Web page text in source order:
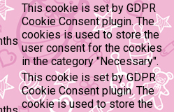
This cookie is set by GDPR
Cookie Consent plugin. The
cookies is used to store the
user consent for the cookies
in the category "Necessary".
This cookie is set by GDPR
Cookie Consent plugin. The
cookie is used to store the